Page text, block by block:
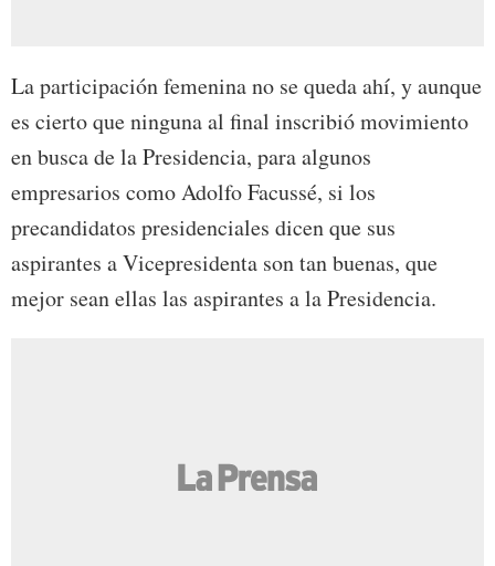
La participación femenina no se queda ahí, y aunque
es cierto que ninguna al final inscribió movimiento
en busca de la Presidencia, para algunos
empresarios como Adolfo Facussé, si los
precandidatos presidenciales dicen que sus
aspirantes a Vicepresidenta son tan buenas, que
mejor sean ellas las aspirantes a la Presidencia.